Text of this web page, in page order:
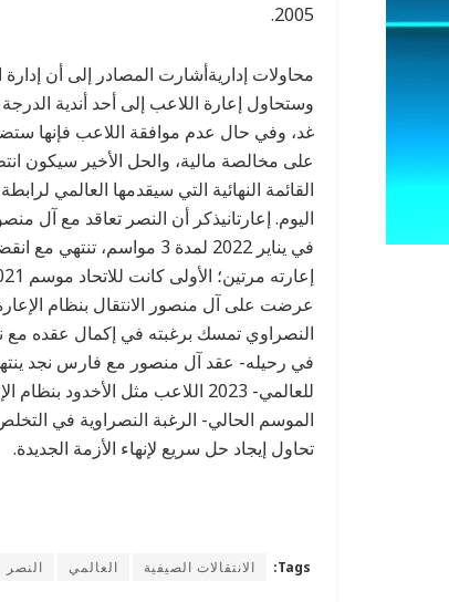
2005.
محاولات إداريةأشارت المصادر إلى أن
وستحاول إعارة اللاعب إلى أحد أندية
غد، وفي حال عدم موافقة اللاعب فإنها
على مخالصة مالية، والحل الأخير سيكون
القائمة النهائية التي سيقدمها العالمي
في يناير 2022 لمدة 3
النصراوي تمسك برغبته في إكمال عقده مع
للعالمي- 2023 اللاعب مثل
تحاول إيجاد حل سريع لإنهاء الأزمة الجديدة.
Tags: الانتقالات الصيفية العالمي النصر